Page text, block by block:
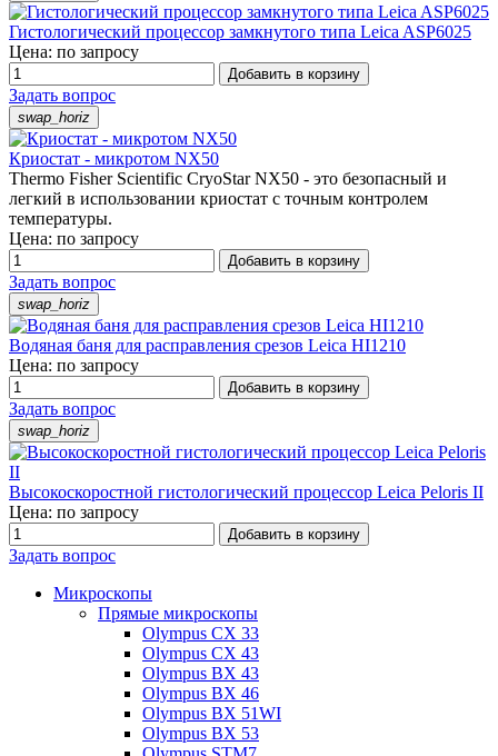
Гистологический процессор замкнутого типа Leica ASP6025
Цена: по запросу
Добавить в корзину
Задать вопрос
swap_horiz
Криостат - микротом NX50
Thermo Fisher Scientific CryoStar NX50 - это безопасный и
легкий в использовании криостат с точным контролем
температуры.
Цена: по запросу
Добавить в корзину
Задать вопрос
swap_horiz
Водяная баня для расправления срезов Leica HI1210
Цена: по запросу
Добавить в корзину
Задать вопрос
swap_horiz
Высокоскоростной гистологический процессор Leica Peloris II
Цена: по запросу
Добавить в корзину
Задать вопрос
Микроскопы
Прямые микроскопы
Olympus CX 33
Olympus CX 43
Olympus BX 43
Olympus BX 46
Olympus BX 51WI
Olympus BX 53